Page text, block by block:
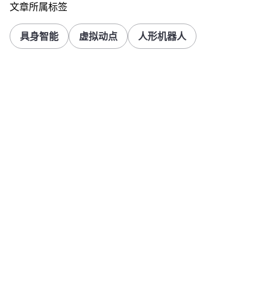
文章所属标签
具身智能 虚拟动点 人形机器人